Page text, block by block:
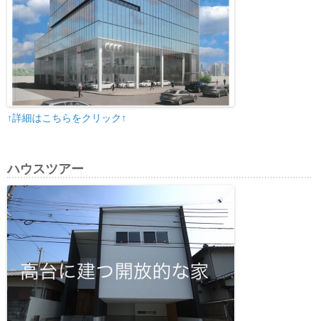
↑詳細はこちらをクリック↑
ハウスツアー